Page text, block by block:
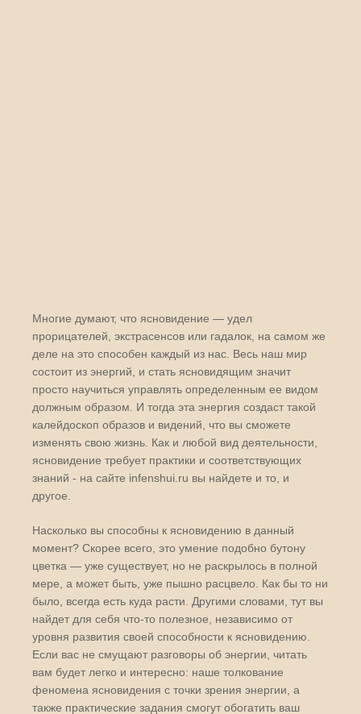
Многие думают, что ясновидение — удел
прорицателей, экстрасенсов или гадалок, на самом же
деле на это способен каждый из нас. Весь наш мир
состоит из энергий, и стать ясновидящим значит
просто научиться управлять определенным ее видом
должным образом. И тогда эта энергия создаст такой
калейдоскоп образов и видений, что вы сможете
изменять свою жизнь. Как и любой вид деятельности,
ясновидение требует практики и соответствующих
знаний - на сайте infenshui.ru вы найдете и то, и
другое.
Насколько вы способны к ясновидению в данный
момент? Скорее всего, это умение подобно бутону
цветка — уже существует, но не раскрылось в полной
мере, а может быть, уже пышно расцвело. Как бы то ни
было, всегда есть куда расти. Другими словами, тут вы
найдет для себя что-то полезное, независимо от
уровня развития своей способности к ясновидению.
Если вас не смущают разговоры об энергии, читать
вам будет легко и интересно: наше толкование
феномена ясновидения с точки зрения энергии, а
также практические задания смогут обогатить ваш